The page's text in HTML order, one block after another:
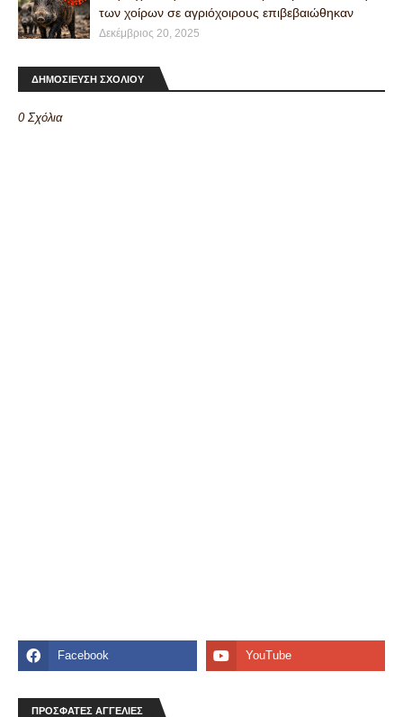
των χοίρων σε αγριόχοιρους επιβεβαιώθηκαν
Δεκέμβριος 20, 2025
ΔΗΜΟΣΙΕΥΣΗ ΣΧΟΛΙΟΥ
0 Σχόλια
ΠΡΟΣΦΑΤΕΣ ΑΓΓΕΛΙΕΣ